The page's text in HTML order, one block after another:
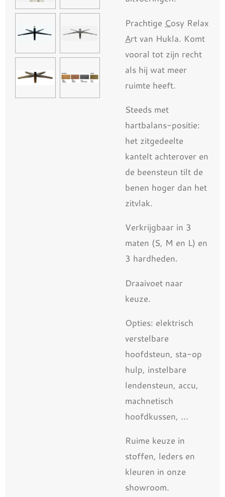
Prachtige Cosy Relax
Art van Hukla. Komt
vooral tot zijn recht
als hij wat meer
ruimte heeft.
Steeds met
hartbalans-positie:
het zitgedeelte
kantelt achterover en
de beensteun tilt de
benen hoger dan het
zitvlak.
Verkrijgbaar in 3
maten (S, M en L) en
3 hardheden.
Draaivoet naar
keuze.
Opties: elektrisch
verstelbare
hoofdsteun, sta-op
hulp, instelbare
lendensteun, accu,
machnetisch
hoofdkussen, ...
Ruime keuze in
stoffen, leders en
kleuren in onze
showroom.